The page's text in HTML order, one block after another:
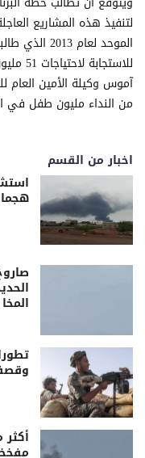
لتنفيذ هذه المشاريع
آموس وكيلة الأمين العام
من النداء مليون طفل في
اخبار من القسم